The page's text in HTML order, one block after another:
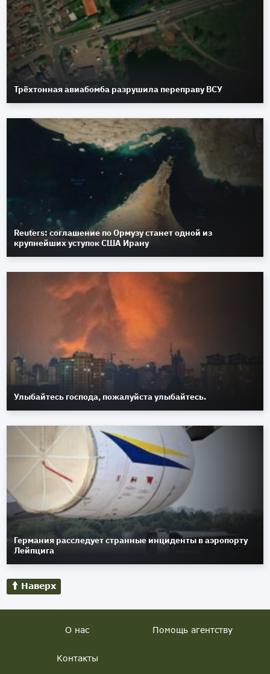
Трёхтонная авиабомба разрушила переправу ВСУ
Reuters: соглашение по Ормузу станет одной из
крупнейших уступок США Ирану
Улыбайтесь господа, пожалуйста улыбайтесь.
Германия расследует странные инциденты в аэропорту
Лейпцига
Наверх
О нас Помощь агентству
Контакты